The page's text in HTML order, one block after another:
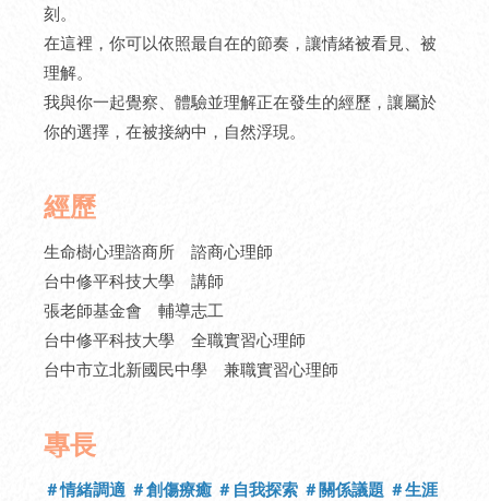
刻。
在這裡，你可以依照最自在的節奏，讓情緒被看見、被
理解。
我與你一起覺察、體驗並理解正在發生的經歷，讓屬於
你的選擇，在被接納中，自然浮現。
經歷
生命樹心理諮商所 諮商心理師
台中修平科技大學 講師
張老師基金會 輔導志工
台中修平科技大學 全職實習心理師
台中市立北新國民中學 兼職實習心理師
專長
＃情緒調適 ＃創傷療癒 ＃自我探索 ＃關係議題 ＃生涯